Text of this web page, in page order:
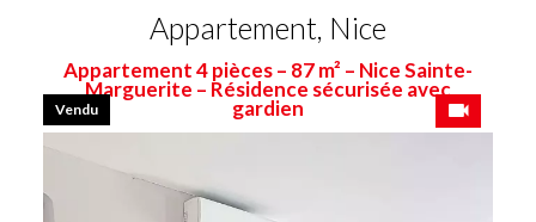
Appartement, Nice
Appartement 4 pièces – 87 m² – Nice Sainte-
Marguerite – Résidence sécurisée avec
gardien
Vendu